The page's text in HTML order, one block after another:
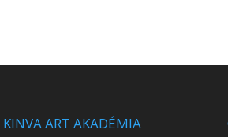
KINVA ART AKADÉMIA